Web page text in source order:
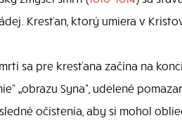
Kresťan, ktorý umiera v
sa pre kresťana začína na
„obrazu Syna“, udelené
očistenia, aby si mohol